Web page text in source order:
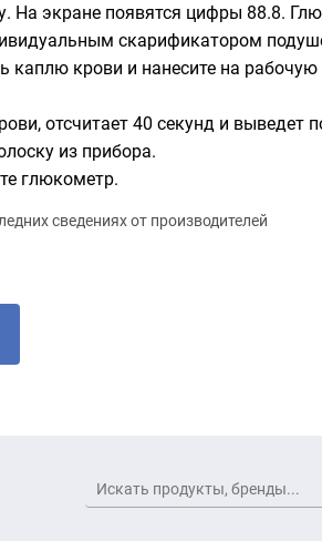
На экране появятся цифры 88.8.
скарификатором
каплю крови и нанесите на
отсчитает 40 секунд и выведет
из прибора.
глюкометр.
сведениях от производителей